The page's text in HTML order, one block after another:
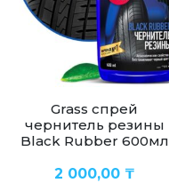
Grass спрей
чернитель резины
Black Rubber 600мл
2 000,00 ₸